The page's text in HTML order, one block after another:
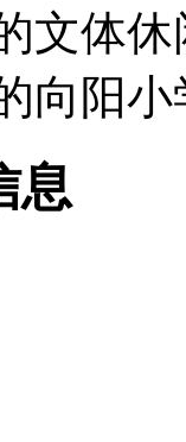
文体
向阳小
息